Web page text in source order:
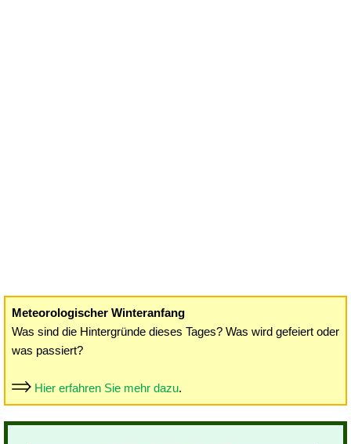
Meteorologischer Winteranfang
Was sind die Hintergründe dieses Tages? Was wird gefeiert oder
was passiert?
Hier erfahren Sie mehr dazu.